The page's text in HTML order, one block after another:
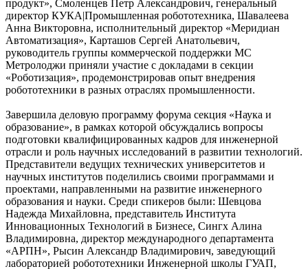
продукт», Смоленцев Петр Александрович, генеральный
директор КУКА|Промышленная робототехника, Шавалеева
Анна Викторовна, исполнительный директор «Меридиан
Автоматизация», Карташов Сергей Анатольевич,
руководитель группы коммерческой поддержки МС
Метролоджи приняли участие с докладами в секции
«Роботизация», продемонстрировав опыт внедрения
робототехники в разных отраслях промышленности.
Завершила деловую программу форума секция «Наука и
образование», в рамках которой обсуждались вопросы
подготовки квалифицированных кадров для инженерной
отрасли и роль научных исследований в развитии технологий.
Представители ведущих технических университетов и
научных институтов поделились своими программами и
проектами, направленными на развитие инженерного
образования и науки. Среди спикеров были: Шевцова
Надежда Михайловна, представитель Института
Инновационных Технологий в Бизнесе, Сингх Алина
Владимировна, директор международного департамента
«АРПН», Рысин Александр Владимирович, заведующий
лабораторией робототехники Инженерной школы ГУАП,